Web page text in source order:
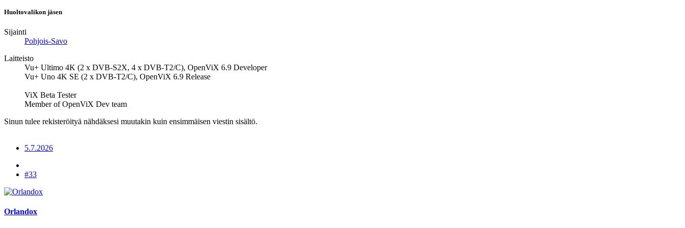
Huoltovalikon jäsen
Sijainti
Pohjois-Savo
Laitteisto
Vu+ Ultimo 4K (2 x DVB-S2X, 4 x DVB-T2/C), OpenViX 6.9 Developer
Vu+ Uno 4K SE (2 x DVB-T2/C), OpenViX 6.9 Release
ViX Beta Tester
Member of OpenViX Dev team
Sinun tulee rekisteröityä nähdäksesi muutakin kuin ensimmäisen viestin sisältö.
5.7.2026
#33
Orlandox